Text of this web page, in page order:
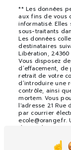
** Les données
aux fins de vous
informatisé. Elles
sous-traitants
Les données
destinataires
Libération,
Vous disposez
d’effacement,
retrait de votre
d’introduire une
contrôle, ainsi
mortem. Vous
l'adresse 21 Rue
par courrier
demandé. Nous
de prise de
légale aux fins